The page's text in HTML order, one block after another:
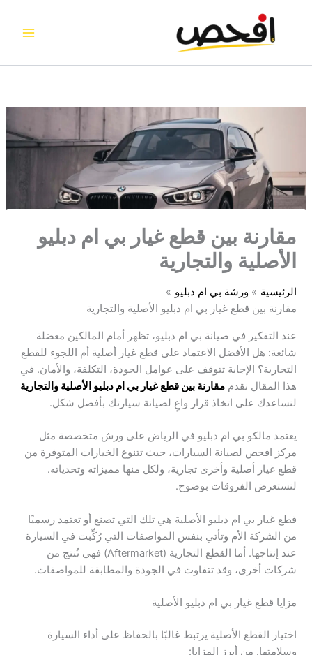
مقارنة بين قطع غيار بي ام دبليو
الأصلية والتجارية
الرئيسية
ورشة بي ام دبليو
مقارنة بين قطع غيار بي ام دبليو الأصلية والتجارية
عند التفكير في صيانة بي ام دبليو، تظهر أمام المالكين معضلة
شائعة: هل الأفضل الاعتماد على قطع غيار أصلية أم اللجوء للقطع
التجارية؟ الإجابة تتوقف على عوامل الجودة، التكلفة، والأمان. في
هذا المقال نقدممقارنة بين قطع غيار بي ام دبليو الأصلية والتجارية
لنساعدك على اتخاذ قرار واعٍ لصيانة سيارتك بأفضل شكل.
يعتمد مالكو بي ام دبليو في الرياض على ورش متخصصة مثل
مركز افحص لصيانة السيارات، حيث تتنوع الخيارات المتوفرة من
قطع غيار أصلية وأخرى تجارية، ولكل منها مميزاته وتحدياته.
لنستعرض الفروقات بوضوح.
قطع غيار بي ام دبليو الأصلية هي تلك التي تصنع أو تعتمد رسميًا
من الشركة الأم وتأتي بنفس المواصفات التي رُكِّبت في السيارة
عند إنتاجها. أما القطع التجارية (Aftermarket) فهي تُنتج من
شركات أخرى، وقد تتفاوت في الجودة والمطابقة للمواصفات.
مزايا قطع غيار بي ام دبليو الأصلية
اختيار القطع الأصلية يرتبط غالبًا بالحفاظ على أداء السيارة
وسلامتها. من أبرز المزايا: